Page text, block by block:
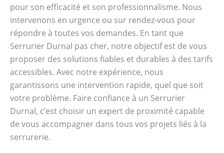
pour son efficacité et son professionnalisme. Nous
intervenons en urgence ou sur rendez-vous pour
répondre à toutes vos demandes. En tant que
Serrurier Durnal pas cher, notre objectif est de vous
proposer des solutions fiables et durables à des tarifs
accessibles. Avec notre expérience, nous
garantissons une intervention rapide, quel que soit
votre problème. Faire confiance à un Serrurier
Durnal, c’est choisir un expert de proximité capable
de vous accompagner dans tous vos projets liés à la
serrurerie.